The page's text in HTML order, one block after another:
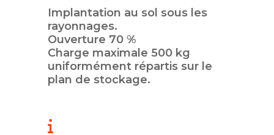
Implantation au sol sous les
rayonnages.
Ouverture 70 %
Charge maximale 500 kg
uniformément répartis sur le
plan de stockage.